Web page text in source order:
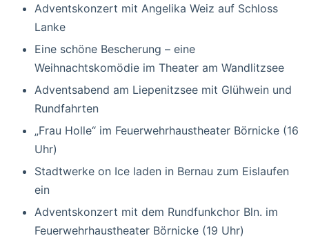
Adventskonzert mit Angelika Weiz auf Schloss
Lanke
Eine schöne Bescherung – eine
Weihnachtskomödie im Theater am Wandlitzsee
Adventsabend am Liepenitzsee mit Glühwein und
Rundfahrten
„Frau Holle“ im Feuerwehrhaustheater Börnicke (16
Uhr)
Stadtwerke on Ice laden in Bernau zum Eislaufen
ein
Adventskonzert mit dem Rundfunkchor Bln. im
Feuerwehrhaustheater Börnicke (19 Uhr)